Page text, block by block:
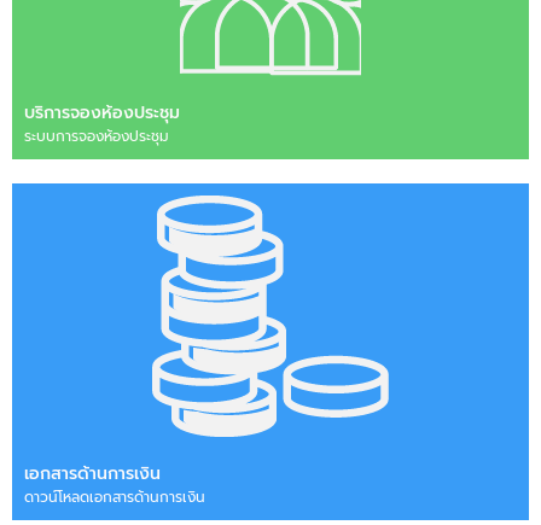
บริการจองห้องประชุม
ระบบการจองห้องประชุม
เอกสารด้านการเงิน
ดาวน์โหลดเอกสารด้านการเงิน